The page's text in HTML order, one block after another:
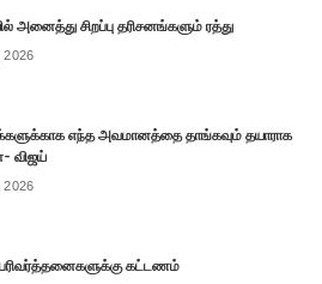
அனைத்து சிறப்பு தரிசனங்களும் ரத்து
2026
எந்த அவமானத்தை தாங்கவும் தயாராக
விஜய்
2026
கட்டணம்